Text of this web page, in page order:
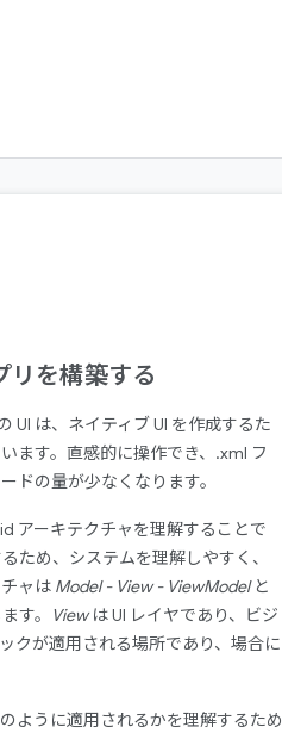
を構築する
は、ネイティブ UI を作成するた
ます。直感的に操作でき、.xml フ
ドの量が少なくなります。
アーキテクチャを理解することで
ため、システムを理解しやすく、
ャは Model - View - ViewModelと
す。 Viewは UI レイヤであり、ビジ
クが適用される場所であり、場合に
ように適用されるかを理解するため